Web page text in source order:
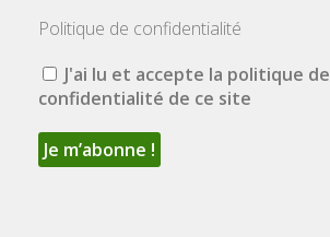
Politique de confidentialité
J'ai lu et accepte la politique de
confidentialité de ce site